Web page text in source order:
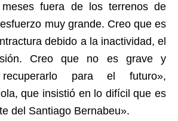
meses fuera de los terrenos de
muy grande. Creo que es
debido a la inactividad, el
Creo que no es grave y
recuperarlo para el futuro»,
que insistió en lo difícil que es
del Santiago Bernabeu».